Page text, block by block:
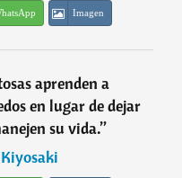
Imagen
aprenden a
en lugar de dejar
su vida.”